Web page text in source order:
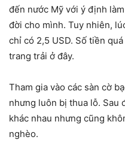
đến nước Mỹ với ý định
đời cho mình. Tuy nhiên,
chỉ có 2,5 USD. Số tiền
trang trải ở đây.
Tham gia vào các sàn cờ
nhưng luôn bị thua lỗ. Sau
khác nhau nhưng cũng
nghèo.